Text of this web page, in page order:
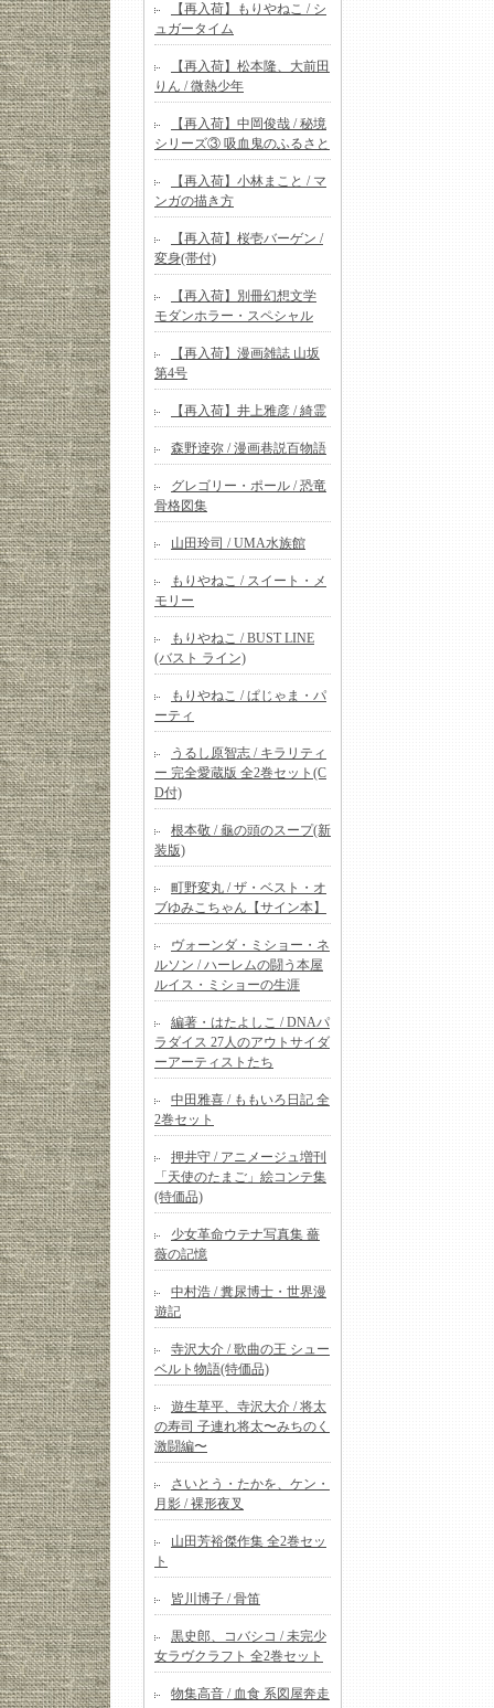
【再入荷】もりやねこ / シ
ュガータイム
【再入荷】松本隆、大前田
りん / 微熱少年
【再入荷】中岡俊哉 / 秘境
シリーズ③ 吸血鬼のふるさと
【再入荷】小林まこと / マ
ンガの描き方
【再入荷】桜壱バーゲン /
変身(帯付)
【再入荷】別冊幻想文学
モダンホラー・スペシャル
【再入荷】漫画雑誌 山坂
第4号
【再入荷】井上雅彦 / 綺霊
森野逹弥 / 漫画巷説百物語
グレゴリー・ポール / 恐竜
骨格図集
山田玲司 / UMA水族館
もりやねこ / スイート・メ
モリー
もりやねこ / BUST LINE
(バスト ライン)
もりやねこ / ぱじゃま・パ
ーティ
うるし原智志 / キラリティ
ー 完全愛蔵版 全2巻セット(C
D付)
根本敬 / 龜の頭のスープ(新
装版)
町野変丸 / ザ・ベスト・オ
ブゆみこちゃん【サイン本】
ヴォーンダ・ミショー・ネ
ルソン / ハーレムの闘う本屋
ルイス・ミショーの生涯
編著・はたよしこ / DNAパ
ラダイス 27人のアウトサイダ
ーアーティストたち
中田雅喜 / ももいろ日記 全
2巻セット
押井守 / アニメージュ増刊
「天使のたまご」絵コンテ集
(特価品)
少女革命ウテナ写真集 薔
薇の記憶
中村浩 / 糞尿博士・世界漫
遊記
寺沢大介 / 歌曲の王 シュー
ベルト物語(特価品)
遊生草平、寺沢大介 / 将太
の寿司 子連れ将太〜みちのく
激闘編〜
さいとう・たかを、ケン・
月影 / 裸形夜叉
山田芳裕傑作集 全2巻セッ
ト
皆川博子 / 骨笛
黒史郎、コバシコ / 未完少
女ラヴクラフト 全2巻セット
物集高音 / 血食 系図屋奔走